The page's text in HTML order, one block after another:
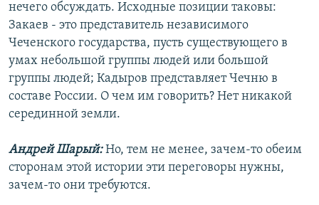
нечего обсуждать. Исходные позиции таковы:
Закаев - это представитель независимого
Чеченского государства, пусть существующего в
умах небольшой группы людей или большой
группы людей; Кадыров представляет Чечню в
составе России. О чем им говорить? Нет никакой
серединной земли.
Андрей Шарый:Но, тем не менее, зачем-то обеим
сторонам этой истории эти переговоры нужны,
зачем-то они требуются.